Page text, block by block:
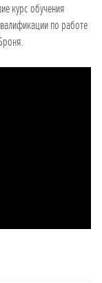
курс обучения
по работе